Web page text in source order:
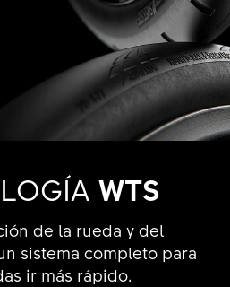
WTS
de la rueda y del
sistema completo para
ir más rápido.